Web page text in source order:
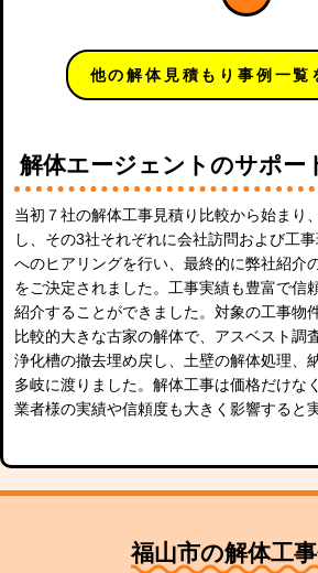
他の解体見積もり事例一覧
解体エージェントのサポー
当初７社の解体工事見積り比較から始まり
し、その3社それぞれに会社訪問および工
へのヒアリングを行い、最終的に弊社紹介
をご決定されました。工事実績も豊富で信
紹介することができました。対象の工事物
比較的大きな古家の解体で、アスベスト調
浄化槽の撤去埋め戻し、土壁の解体処理、
多岐に渡りました。解体工事は価格だけな
業者様の実績や信頼度も大きく影響すると
福山市の解体工